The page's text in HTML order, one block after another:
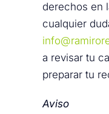
derechos en
cualquier
a revisar tu
preparar tu
Aviso